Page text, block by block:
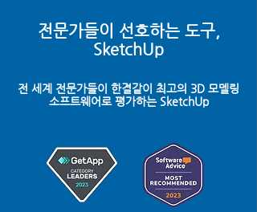
전문가들이 선호하는 도구,
SketchUp
전 세계 전문가들이 한결같이 최고의 3D 모델링
소프트웨어로 평가하는 SketchUp